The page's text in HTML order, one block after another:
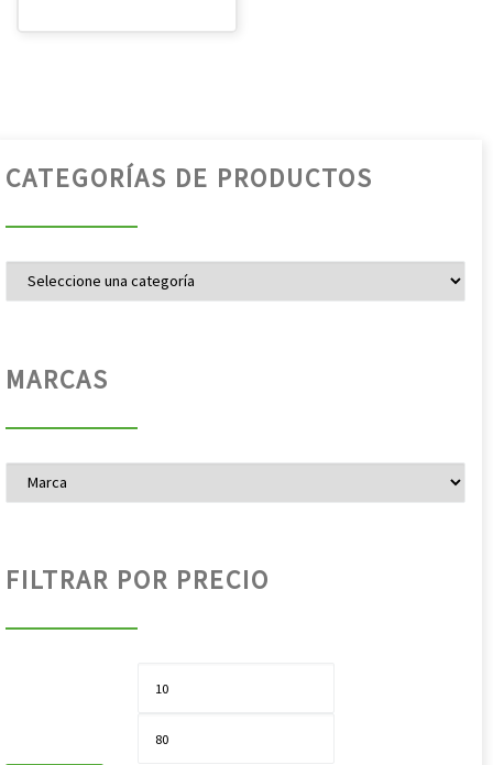
CATEGORÍAS DE PRODUCTOS
MARCAS
FILTRAR POR PRECIO